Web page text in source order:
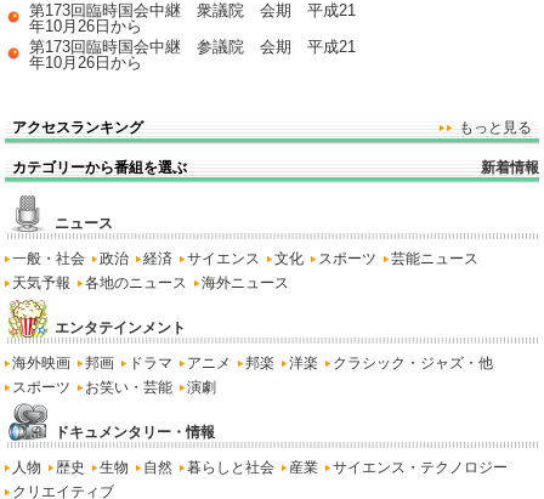
第173回臨時国会中継 衆議院 会期 平成21
年10月26日から
第173回臨時国会中継 参議院 会期 平成21
年10月26日から
アクセスランキング もっと見る
カテゴリーから番組を選ぶ 新着情報
ニュース
一般・社会 政治 経済 サイエンス 文化 スポーツ
芸能ニュース
天気予報
各地のニュース 海外ニュース
エンタテインメント
海外映画 邦画 ドラマ アニメ 邦楽 洋楽
クラシック・ジャズ・他
スポーツ
お笑い・芸能 演劇
ドキュメンタリー・情報
人物 歴史 生物 自然 暮らしと社会 産業
サイエンス・テクノロジー
クリエイティブ